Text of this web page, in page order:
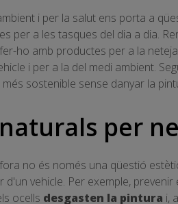
i per la salut ens porta a
per a les tasques del dia a dia.
ho amb productes per a la
i per a la del medi ambient.
sostenible sense danyar la
per
no és només una qüestió
vehicle. Per exemple,
ocells desgasten la pintura i,